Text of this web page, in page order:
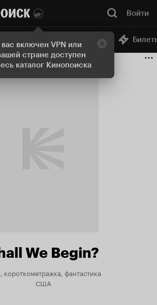
вас включен VPN или
стране доступен
каталог Кинопоиска
Войти
Онлайн-кинотеатр
We Begin?
короткометражка, фантастика
США